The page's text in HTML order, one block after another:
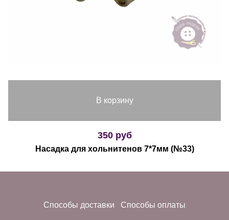
В корзину
350 руб
Насадка для хольнитенов 7*7мм (№33)
Способы доставки Способы оплаты